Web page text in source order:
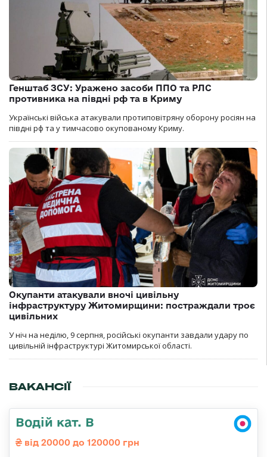
Генштаб ЗСУ: Уражено засоби ППО та РЛС
противника на півдні рф та в Криму
Українські війська атакували протиповітряну оборону росіян на
півдні рф та у тимчасово окупованому Криму.
Окупанти атакували вночі цивільну
інфраструктуру Житомирщини: постраждали троє
цивільних
У ніч на неділю, 9 серпня, російські окупанти завдали удару по
цивільній інфраструктурі Житомирської області.
ВАКАНСІЇ
Водій кат. В
від 20000 до 120000 грн